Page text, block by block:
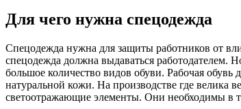
Для чего нужна спецодежда
Спецодежда нужна для защиты работников от
спецодежда должна выдаваться работодателем.
большое количество видов обуви. Рабочая
натуральной кожи. На производстве где велика
светоотражающие элементы. Они необходимы в